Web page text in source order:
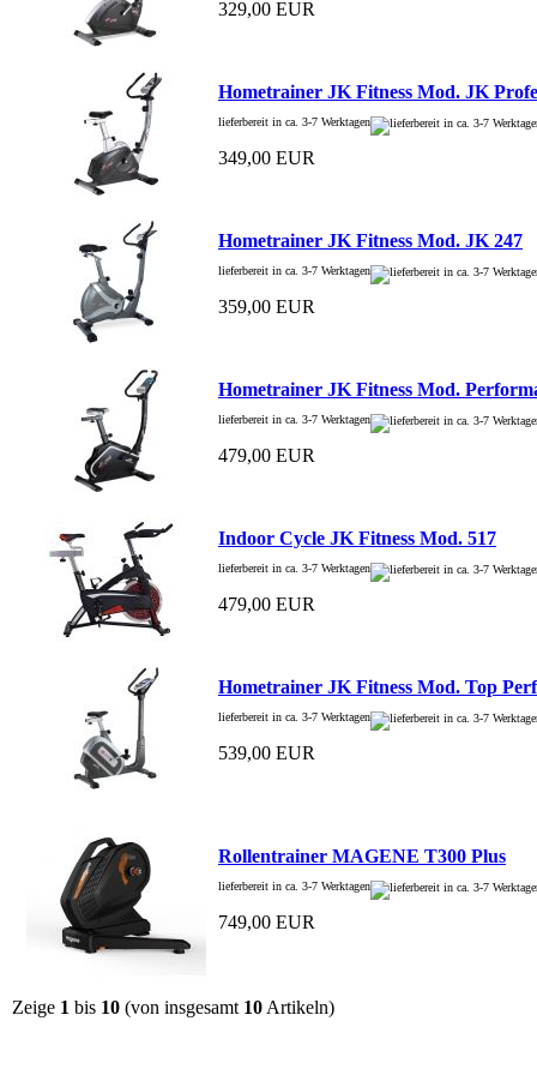
329,00 EUR
Hometrainer JK Fitness Mod. JK
lieferbereit in ca. 3-7 Werktagen
349,00 EUR
Hometrainer JK Fitness Mod. JK 247
lieferbereit in ca. 3-7 Werktagen
359,00 EUR
Hometrainer JK Fitness Mod.
lieferbereit in ca. 3-7 Werktagen
479,00 EUR
Indoor Cycle JK Fitness Mod. 517
lieferbereit in ca. 3-7 Werktagen
479,00 EUR
Hometrainer JK Fitness Mod. Top
lieferbereit in ca. 3-7 Werktagen
539,00 EUR
Rollentrainer MAGENE T300 Plus
lieferbereit in ca. 3-7 Werktagen
749,00 EUR
Zeige 1 bis 10 (von insgesamt 10 Artikeln)